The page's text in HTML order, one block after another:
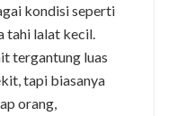
kondisi seperti
tahi lalat kecil.
tergantung luas
tapi biasanya
orang,